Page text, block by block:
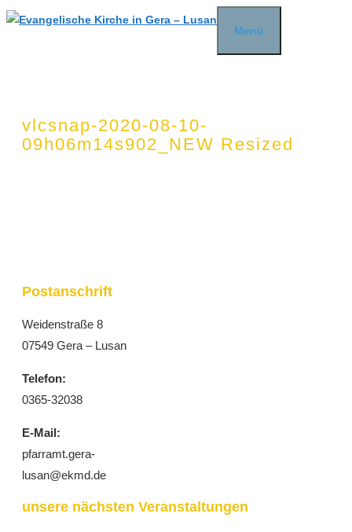
Zum
Menü
vlcsnap-2020-08-10-
09h06m14s902_NEW Resized
Postanschrift
Weidenstraße 8
07549 Gera – Lusan
Telefon:
0365-32038
E-Mail:
pfarramt.gera-
lusan@ekmd.de
unsere nächsten Veranstaltungen